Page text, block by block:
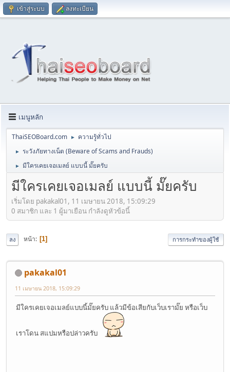
เข้าสู่ระบบ ลงทะเบียน
เมนูหลัก
ThaiSEOBoard.com ► ความรู้ทั่วไป
► ระวังภัยทางเน็ต (Beware of Scams and Frauds)
► มีใครเคยเจอเมลย์ แบบนี้ มั๊ยครับ
มีใครเคยเจอเมลย์ แบบนี้ มั๊ยครับ
เริ่มโดย pakakal01, 11 เมษายน 2018, 15:09:29
0 สมาชิก และ 1 ผู้มาเยือน กำลังดูหัวข้อนี้
ลง หน้า 1 การกระทำของผู้ใช้
pakakal01
11 เมษายน 2018, 15:09:29
มีใครเคยเจอเมลย์แบบนี้มั๊ยครับ แล้วมีข้อเสียกับเว็บเรามั๊ย หรือเว็บ
เราโดน สแปมหรือปล่าวครับ